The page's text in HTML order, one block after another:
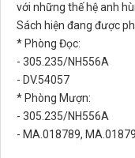
với những thế hệ anh
Sách hiện đang được
* Phòng Đọc:
- 305.235/NH556A
- DV.54057
* Phòng Mượn:
- 305.235/NH556A
- MA.018789,